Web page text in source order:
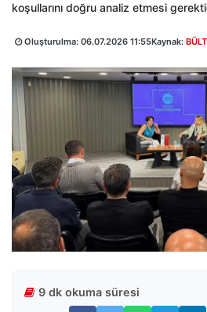
koşullarını doğru analiz etmesi
Oluşturulma: 06.07.2026 11:55Kaynak:
9 dk okuma süresi